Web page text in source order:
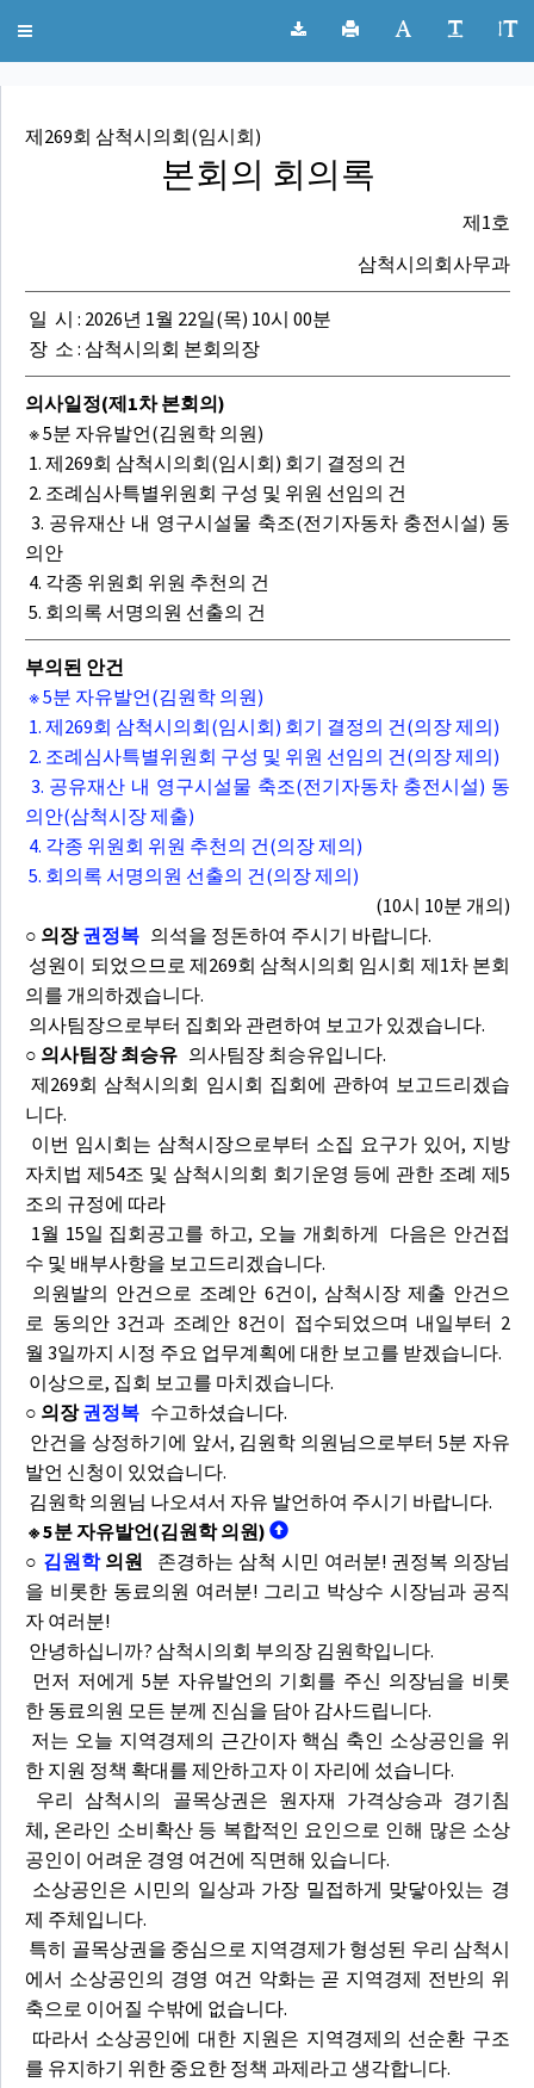
삼척시의회 회의록
Toggle
제269회 삼척시의회(임시회)
본회의 회의록
제1호
삼척시의회사무과
일 시 : 2026년 1월 22일(목) 10시 00분
장 소 : 삼척시의회 본회의장
의사일정(제1차 본회의)
※ 5분 자유발언(김원학 의원)
1. 제269회 삼척시의회(임시회) 회기 결정의 건
2. 조례심사특별위원회 구성 및 위원 선임의 건
3. 공유재산 내 영구시설물 축조(전기자동차 충전시설) 동
의안
4. 각종 위원회 위원 추천의 건
5. 회의록 서명의원 선출의 건
부의된 안건
※ 5분 자유발언(김원학 의원)
1. 제269회 삼척시의회(임시회) 회기 결정의 건(의장 제의)
2. 조례심사특별위원회 구성 및 위원 선임의 건(의장 제의)
3. 공유재산 내 영구시설물 축조(전기자동차 충전시설) 동
의안(삼척시장 제출)
4. 각종 위원회 위원 추천의 건(의장 제의)
5. 회의록 서명의원 선출의 건(의장 제의)
(10시 10분 개의)
○ 의장권정복 의석을 정돈하여 주시기 바랍니다.
성원이 되었으므로 제269회 삼척시의회 임시회 제1차 본회
의를 개의하겠습니다.
의사팀장으로부터 집회와 관련하여 보고가 있겠습니다.
○ 의사팀장 최승유 의사팀장 최승유입니다.
제269회 삼척시의회 임시회 집회에 관하여 보고드리겠습
니다.
이번 임시회는 삼척시장으로부터 소집 요구가 있어, 지방
자치법 제54조 및 삼척시의회 회기운영 등에 관한 조례 제5
조의 규정에 따라
1월 15일 집회공고를 하고, 오늘 개회하게 다음은 안건접
수 및 배부사항을 보고드리겠습니다.
의원발의 안건으로 조례안 6건이, 삼척시장 제출 안건으
로 동의안 3건과 조례안 8건이 접수되었으며 내일부터 2
월 3일까지 시정 주요 업무계획에 대한 보고를 받겠습니다.
이상으로, 집회 보고를 마치겠습니다.
○ 의장권정복 수고하셨습니다.
안건을 상정하기에 앞서, 김원학 의원님으로부터 5분 자유
발언 신청이 있었습니다.
김원학 의원님 나오셔서 자유 발언하여 주시기 바랍니다.
※ 5분 자유발언(김원학 의원)
○ 김원학의원 존경하는 삼척 시민 여러분! 권정복 의장님
을 비롯한 동료의원 여러분! 그리고 박상수 시장님과 공직
자 여러분!
안녕하십니까? 삼척시의회 부의장 김원학입니다.
먼저 저에게 5분 자유발언의 기회를 주신 의장님을 비롯
한 동료의원 모든 분께 진심을 담아 감사드립니다.
저는 오늘 지역경제의 근간이자 핵심 축인 소상공인을 위
한 지원 정책 확대를 제안하고자 이 자리에 섰습니다.
우리 삼척시의 골목상권은 원자재 가격상승과 경기침
체, 온라인 소비확산 등 복합적인 요인으로 인해 많은 소상
공인이 어려운 경영 여건에 직면해 있습니다.
소상공인은 시민의 일상과 가장 밀접하게 맞닿아있는 경
제 주체입니다.
특히 골목상권을 중심으로 지역경제가 형성된 우리 삼척시
에서 소상공인의 경영 여건 악화는 곧 지역경제 전반의 위
축으로 이어질 수밖에 없습니다.
따라서 소상공인에 대한 지원은 지역경제의 선순환 구조
를 유지하기 위한 중요한 정책 과제라고 생각합니다.